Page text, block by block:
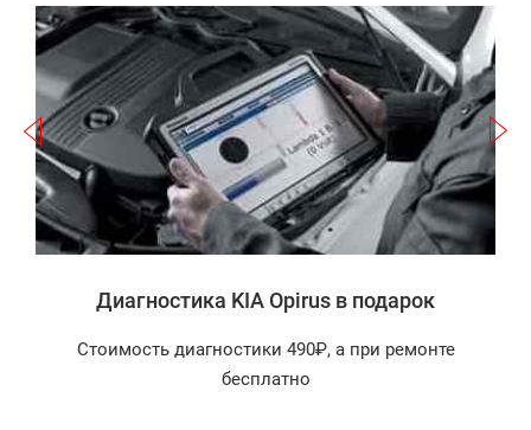
Записаться
Диагностика KIA Opirus в подарок
Стоимость диагностики 490₽, а при ремонте
бесплатно